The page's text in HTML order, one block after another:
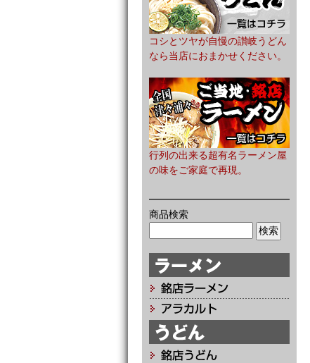
コシとツヤが自慢の讃岐うどん
なら当店におまかせください。
行列の出来る超有名ラーメン屋
の味をご家庭で再現。
商品検索